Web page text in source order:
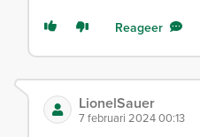
Reageer
LionelSauer
7 februari 2024 00:13